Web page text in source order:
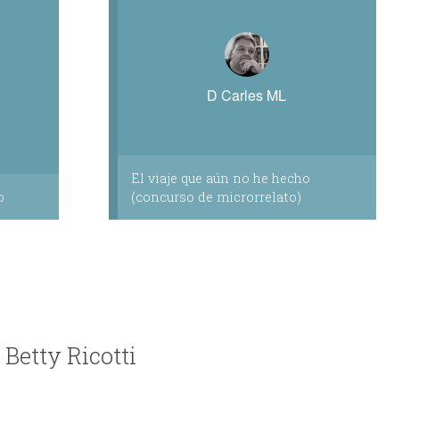
D Carles ML
El viaje que aún no he hecho
(concurso de microrrelato)
Ricotti